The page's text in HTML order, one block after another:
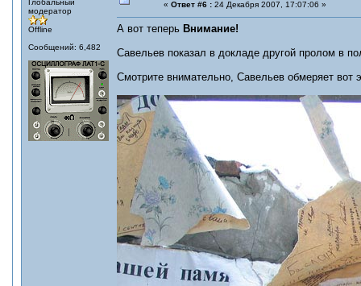
Глобальный
модератор
Offline
Сообщений: 6,482
« Ответ #6 : 24 Декабря 2007, 17:07:06 »
А вот теперь Внимание!
Савельев показал в докладе другой пролом в
Смотрите внимательно, Савельев обмеряет вот